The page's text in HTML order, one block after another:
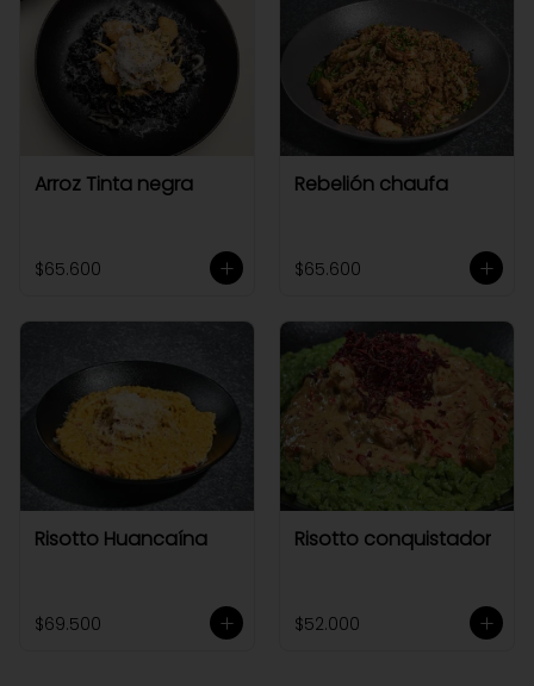
Arroz Tinta negra
$65.600
Rebelión chaufa
$65.600
Risotto Huancaína
$69.500
Risotto conquistador
$52.000